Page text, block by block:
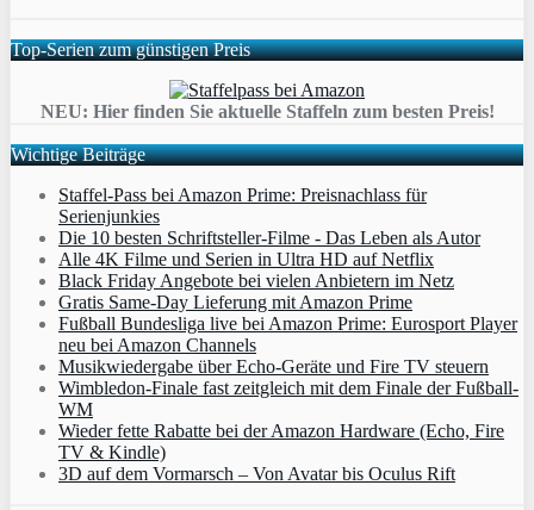
Top-Serien zum günstigen Preis
NEU: Hier finden Sie aktuelle Staffeln zum besten Preis!
Wichtige Beiträge
Staffel-Pass bei Amazon Prime: Preisnachlass für
Serienjunkies
Die 10 besten Schriftsteller-Filme - Das Leben als Autor
Alle 4K Filme und Serien in Ultra HD auf Netflix
Black Friday Angebote bei vielen Anbietern im Netz
Gratis Same-Day Lieferung mit Amazon Prime
Fußball Bundesliga live bei Amazon Prime: Eurosport Player
neu bei Amazon Channels
Musikwiedergabe über Echo-Geräte und Fire TV steuern
Wimbledon-Finale fast zeitgleich mit dem Finale der Fußball-
WM
Wieder fette Rabatte bei der Amazon Hardware (Echo, Fire
TV & Kindle)
3D auf dem Vormarsch – Von Avatar bis Oculus Rift